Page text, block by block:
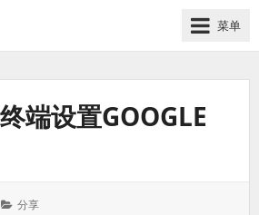
菜单
端设置GOOGLE
分
分享